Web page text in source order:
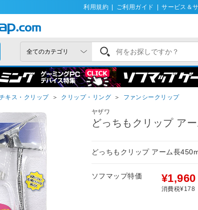
利用規約 ご利用ガイド サービス＆
キス・クリップ ＞ クリップ・リング ＞ ファンシークリップ
ヤザワ
どっちもクリップ ア
どっちもクリップ アーム長
ソフマップ特価 ¥1,960
消費税¥178